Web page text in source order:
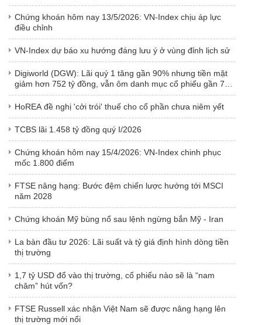
Chứng khoán hôm nay 13/5/2026: VN-Index chịu áp lực
điều chỉnh
VN-Index dự báo xu hướng đáng lưu ý ở vùng đỉnh lịch sử
Digiworld (DGW): Lãi quý 1 tăng gần 90% nhưng tiền mặt
giảm hơn 752 tỷ đồng, vẫn ôm danh mục cổ phiếu gần 790
tỷ đồng
HoREA đề nghị 'cởi trói' thuế cho cổ phần chưa niêm yết
TCBS lãi 1.458 tỷ đồng quý I/2026
Chứng khoán hôm nay 15/4/2026: VN-Index chinh phục
mốc 1.800 điểm
FTSE nâng hạng: Bước đệm chiến lược hướng tới MSCI
năm 2028
Chứng khoán Mỹ bùng nổ sau lệnh ngừng bắn Mỹ - Iran
La bàn đầu tư 2026: Lãi suất và tỷ giá định hình dòng tiền
thị trường
1,7 tỷ USD đổ vào thị trường, cổ phiếu nào sẽ là “nam
châm” hút vốn?
FTSE Russell xác nhận Việt Nam sẽ được nâng hạng lên
thị trường mới nổi